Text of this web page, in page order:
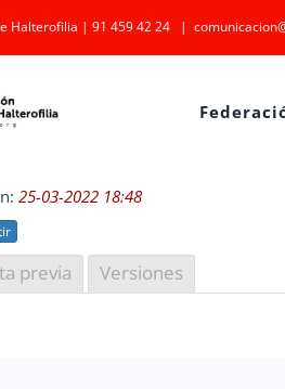
Halterofilia | 91 459 42 24 |
25-03-2022 18:48
previa Versiones